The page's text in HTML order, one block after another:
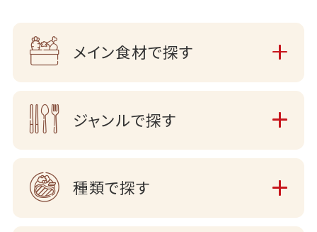
メイン食材で探す
ジャンルで探す
種類で探す